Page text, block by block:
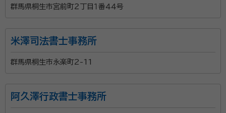
群馬県桐生市宮前町２丁目１番４４号
米澤司法書士事務所
群馬県桐生市永楽町2-11
阿久澤行政書士事務所